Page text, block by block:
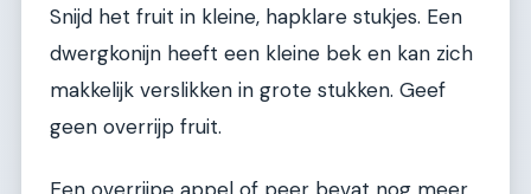
Snijd het fruit in kleine, hapklare stukjes. Een
dwergkonijn heeft een kleine bek en kan zich
makkelijk verslikken in grote stukken. Geef
geen overrijp fruit.